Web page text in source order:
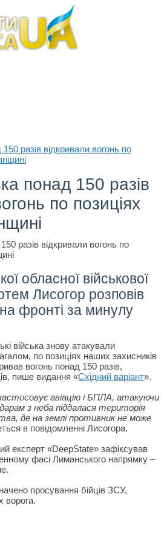
разів відкривали вогонь по
понад 150 разів
по позиціях
обласної військової
Лисогор розповів
фронті за минулу
війська знову атакували
по позиціях наших захисників
вогонь понад 150 разів,
пише видання «Східний варіант».
авіацію і БПЛА, атакуючи
з неба піддалася територія
де на землі противник не може
в повідомленні Лисогора.
експерт «DeepState» зафіксував
фасі Лиманського напрямку –
просування бійців ЗСУ,
ворога.